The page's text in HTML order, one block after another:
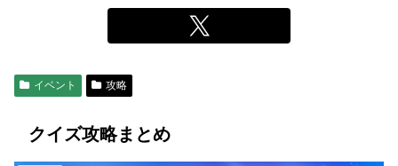
イベント 攻略
クイズ攻略まとめ